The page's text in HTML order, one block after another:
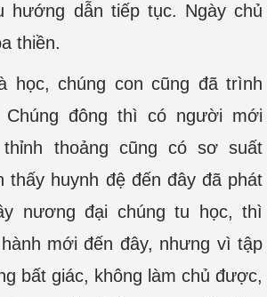
hướng dẫn tiếp tục. Ngày chủ
thiền.
học, chúng con cũng đã trình
Chúng đông thì có người mới
thoảng cũng có sơ suất
thấy huynh đệ đến đây đã phát
nương đại chúng tu học, thì
mới đến đây, nhưng vì tập
bất giác, không làm chủ được,